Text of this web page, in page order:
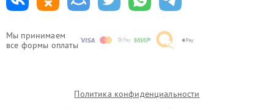
Мы принимаем
все формы оплаты
Политика конфиденциальности